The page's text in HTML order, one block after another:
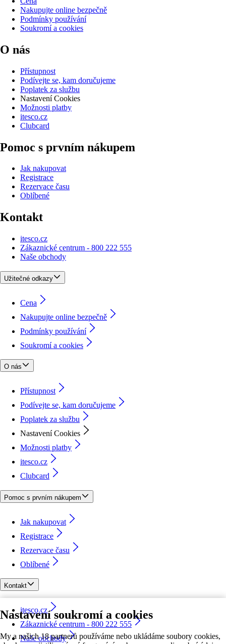
Nastavení soukromí a cookies
My a našich 18 partnerů používáme nebo ukládáme soubory cookies,
Nakupujte online bezpečně
Podmínky používání
Soukromí a cookies
O nás
Přístupnost
Podívejte se, kam doručujeme
Poplatek za službu
Nastavení Cookies
Možnosti platby
itesco.cz
Clubcard
Pomoc s prvním nákupem
Jak nakupovat
Registrace
Rezervace času
Oblíbené
Kontakt
itesco.cz
Zákaznické centrum - 800 222 555
Naše obchody
Užitečné odkazy
Cena
Nakupujte online bezpečně
Podmínky používání
Soukromí a cookies
O nás
Přístupnost
Podívejte se, kam doručujeme
Poplatek za službu
Nastavení Cookies
Možnosti platby
itesco.cz
Clubcard
Pomoc s prvním nákupem
Jak nakupovat
Registrace
Rezervace času
Oblíbené
Kontakt
itesco.cz
Zákaznické centrum - 800 222 555
Naše obchody